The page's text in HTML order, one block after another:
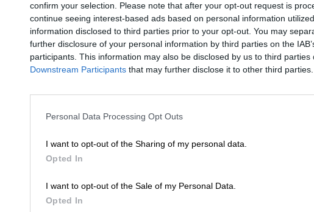
confirm your selection. Please note that after your opt-out request is
continue seeing interest-based ads based on personal information
information disclosed to third parties prior to your opt-out. You may
further disclosure of your personal information by third parties on the
participants. This information may also be disclosed by us to third parties
Downstream Participants that may further disclose it to other third parties.
Personal Data Processing Opt Outs
I want to opt-out of the Sharing of my personal data.
Opted In
I want to opt-out of the Sale of my Personal Data.
Opted In
Gwarancja Dell obejmuje między innymi doradztwo w
marki Dell. Usługa ta ważna jest w ciągu 30 dni od
online za pośrednictwem zgłoszenia dokonanego przez
obsługi technicznej firmy.
razie konieczności serwis, naprawę i wymianę wadliwych
Chroń swój sprzęt z usługą Dell ProSupport - najwyższy
Niezależnie od tego, czy jesteś właścicielem małej
pracownicy muszą mieć pewność, że korzystają z
biznesową i potrzebują specjalistycznej pomocy
Dzięki prawidłowej obsłudze środowisk mieszanych Twój
działalności i ograniczenie złożoności, zapewniając
oprogramowania w rozwiązywaniu problemów.
Całodobowy dostęp do specjalistów, którzy